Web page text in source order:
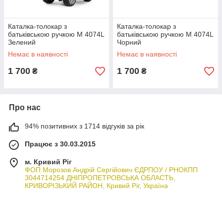
Каталка-толокар з
батьківською ручкою М 4074L
Зелений
Немає в наявності
1 700 ₴
Каталка-толокар з
батьківською ручкою М 4074L
Чорний
Немає в наявності
1 700 ₴
Про нас
94% позитивних з 1714 відгуків за рік
Працює з 30.03.2015
м. Кривий Ріг
ФОП Морозов Андрій Сергійович ЄДРПОУ / РНОКПП
3044714254 ДНІПРОПЕТРОВСЬКА ОБЛАСТЬ,
КРИВОРІЗЬКИЙ РАЙОН, Кривий Ріг, Україна